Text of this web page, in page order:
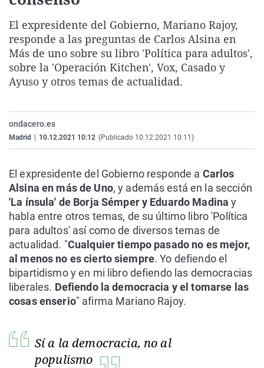
Gente viajera
Como el perro y el
Retornados
Equipo de
Operación Viuda
Galicia
La Rioja
Navarra
Televisión
Elecciones
El expresidente del Gobierno, Mariano Rajoy,
responde a las preguntas de Carlos Alsina en
Más de uno sobre su libro 'Política para adultos',
sobre la 'Operación Kitchen', Vox, Casado y
Ayuso y otros temas de actualidad.
ondacero.es
Madrid 10.12.2021 10:12 (Publicado 10.12.2021 10:11)
El expresidente del Gobierno responde a Carlos
Alsina en más de Uno, y además está en la sección
'La ínsula' de Borja Sémper y Eduardo Madina y
habla entre otros temas, de su último libro 'Política
para adultos' así como de diversos temas de
actualidad. "Cualquier tiempo pasado no es mejor,
al menos no es cierto siempre. Yo defiendo el
bipartidismo y en mi libro defiendo las democracias
liberales. Defiendo la democracia y el tomarse las
cosas enserio" afirma Mariano Rajoy.
Sí a la democracia, no al
populismo